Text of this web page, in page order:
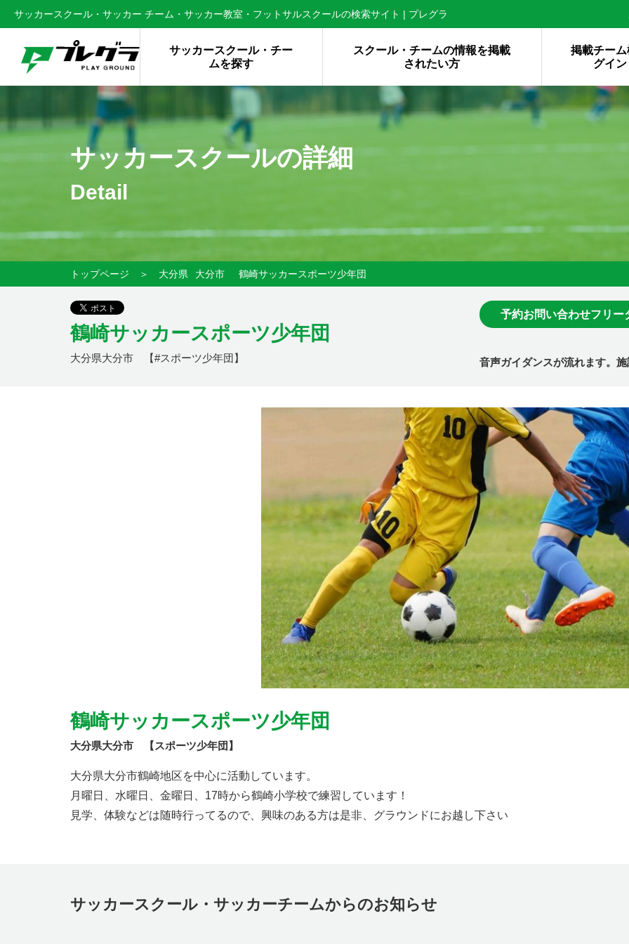
サッカースクール・サッカー チーム・サッカー教室・フットサルスクールの検索サイト | プレグラ
サッカースクール・チー
ムを探す
スクール・チームの情報を掲載
されたい方
掲載チー
グイン
サッカースクールの詳細
Detail
トップページ ＞ 大分県 大分市 鶴崎サッカースポーツ少年団
鶴崎サッカースポーツ少年団
大分県大分市 【#スポーツ少年団】
予約お問い合わせフリー
音声ガイダンスが流れます。
鶴崎サッカースポーツ少年団
大分県大分市 【スポーツ少年団】
大分県大分市鶴崎地区を中心に活動しています。
月曜日、水曜日、金曜日、17時から鶴崎小学校で練習しています！
見学、体験などは随時行ってるので、興味のある方は是非、グラウンドにお越し下さい
サッカースクール・サッカーチームからのお知らせ